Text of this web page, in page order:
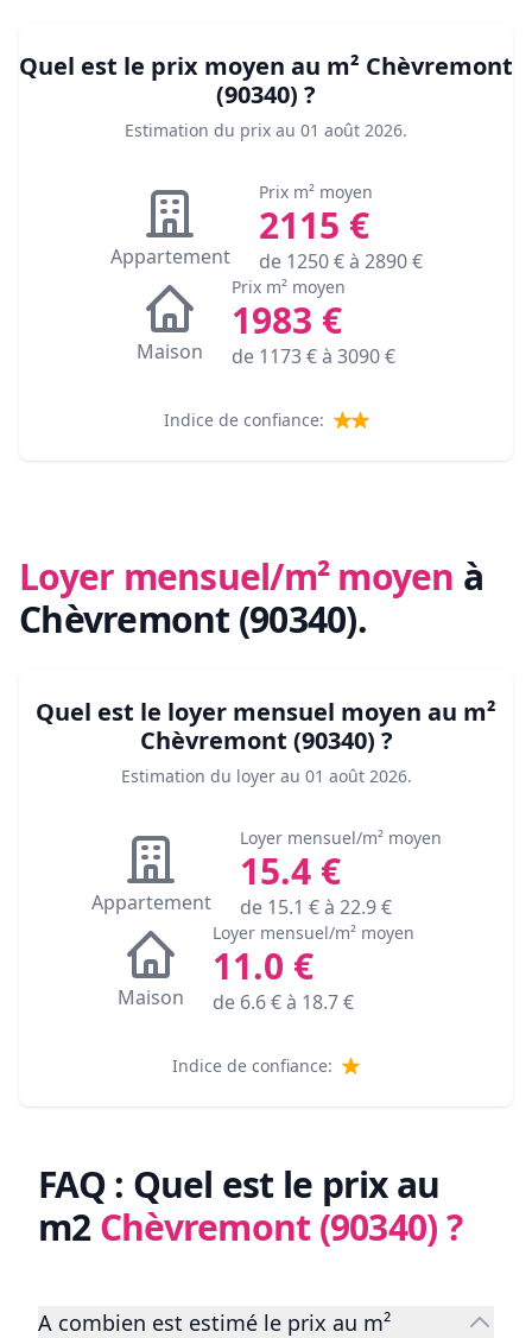
Quel est le prix moyen au m² Chèvremont
(90340) ?
Estimation du prix au 01 août 2026.
Appartement
Prix m² moyen
2115 €
de 1250€ à 2890€
Maison
Prix m² moyen
1983 €
de 1173€ à 3090€
Indice de confiance:
Loyer mensuel/m² moyen à
Chèvremont (90340).
Quel est le loyer mensuel moyen au m²
Chèvremont (90340) ?
Estimation du loyer au 01 août 2026.
Appartement
Loyer mensuel/m² moyen
15.4€
de 15.1 € à 22.9€
Maison
Loyer mensuel/m² moyen
11.0 €
de 6.6€ à 18.7€
Indice de confiance:
FAQ : Quel est le prix au
m2Chèvremont (90340)?
A combien est estimé le prix au m²